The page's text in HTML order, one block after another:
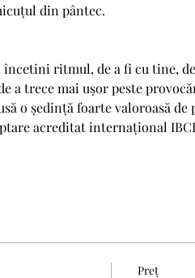
din pântec.
încetini ritmul, de a fi cu tine,
a trece mai ușor peste
o ședință foarte valoroasă de
acreditat internațional
Preț